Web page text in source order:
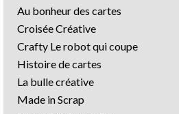
Au bonheur des cartes
Croisée Créative
Crafty Le robot qui coupe
Histoire de cartes
La bulle créative
Made in Scrap